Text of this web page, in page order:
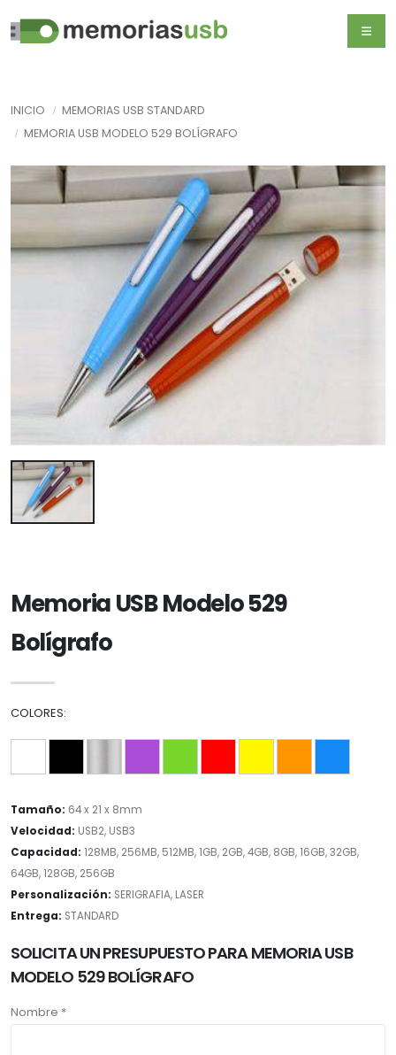
INICIO
MEMORIAS USB STANDARD
MEMORIA USB MODELO 529 BOLÍGRAFO
Memoria USB Modelo 529
Bolígrafo
COLORES:
Tamaño: 64 x 21 x 8mm
Velocidad: USB2, USB3
Capacidad: 128MB, 256MB, 512MB, 1GB, 2GB, 4GB, 8GB, 16GB, 32GB,
64GB, 128GB, 256GB
Personalización: SERIGRAFIA, LASER
Entrega: STANDARD
SOLICITA UN PRESUPUESTO PARA MEMORIA USB
MODELO 529 BOLÍGRAFO
Nombre *